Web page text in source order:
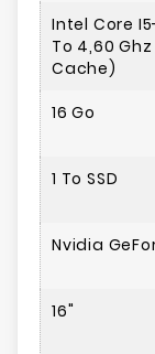
Intel Core
To 4,60
Cache)
16 Go
1 To SSD
Nvidia
16"